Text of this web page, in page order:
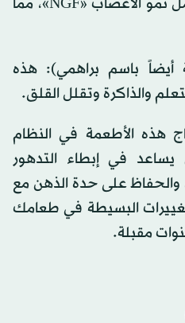
أيضاً باسم براهمي): هذه
والذاكرة وتقلل القلق.
هذه الأطعمة في النظام
يساعد في إبطاء التدهور
والحفاظ على حدة الذهن مع
البسيطة في طعامك
مقبلة.